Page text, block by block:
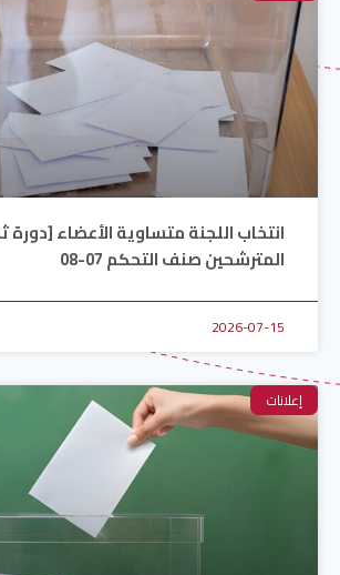
انتخاب اللجنة متساوية الأعضاء [دورة
المترشحين صنف التحكم 07-08
2026-07-15
إعلانات